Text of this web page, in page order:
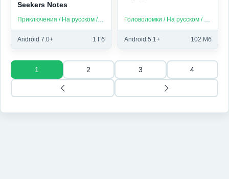
Seekers Notes
Приключения / На русском / Без интернета
Android 7.0+ 1 Гб
Головоломки / На русском / Без интернета
Android 5.1+ 102 Мб
1 2 3 4